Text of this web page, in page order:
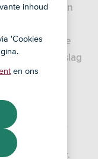
Dan kan een
Een
noemen we
over wat beslag
informeert de
de
het Kadaster.
inhoud
'Cookies
en ons